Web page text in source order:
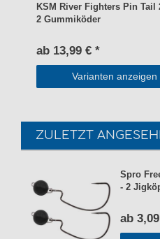
KSM River Fighters Pin Tail
2 Gummiköder
ab 13,99 € *
Varianten anzeigen
ZULETZT
Spro
- 2
ab